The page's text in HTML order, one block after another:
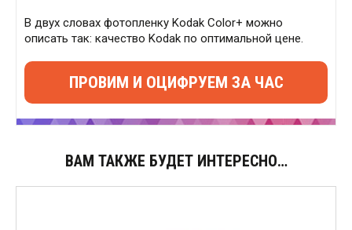
В двух словах фотопленку Kodak Color+ можно
описать так: качество Kodak по оптимальной цене.
ПРОВИМ И ОЦИФРУЕМ ЗА ЧАС
ВАМ ТАКЖЕ БУДЕТ ИНТЕРЕСНО…